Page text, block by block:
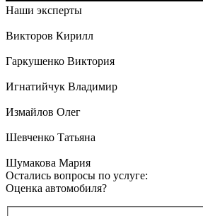
Наши эксперты
Викторов Кирилл
Гаркушенко Виктория
Игнатийчук Владимир
Измайлов Олег
Шевченко Татьяна
Шумакова Мария
Остались вопросы по услуге:
Оценка автомобиля?